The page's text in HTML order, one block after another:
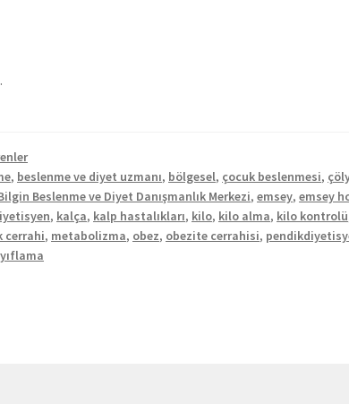
, beslenme ve diyet uzmanı, bölgesel, çocuk beslenmesi,
Beslenme ve Diyet Danışmanlık Merkezi,emsey,emsey
, kalça, kalp hastalıkları, kilo, kilo alma, kilo kontrolü
cerrahi, metabolizma, obez, obezite cerrahisi,